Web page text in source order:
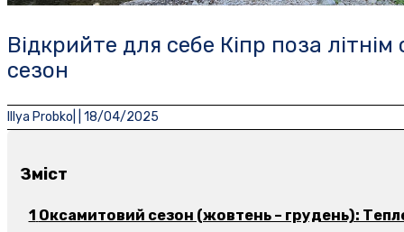
Відкрийте для себе Кіпр поза
сезон
Illya Probko 18/04/2025
Зміст
Оксамитовий сезон (жовтень – грудень):